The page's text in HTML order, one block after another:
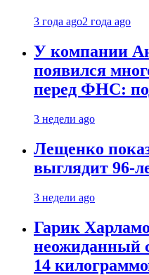
3 года ago2 года ago
У компании
появился
перед ФНС:
3 недели ago
Лещенко
выглядит 96-
3 недели ago
Гарик
неожиданный
14